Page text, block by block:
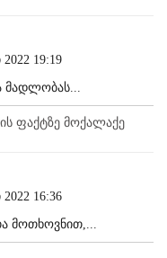
19:19
მადლობას...
ფაქტზე მოქალაქე
16:36
მოთხოვნით,...